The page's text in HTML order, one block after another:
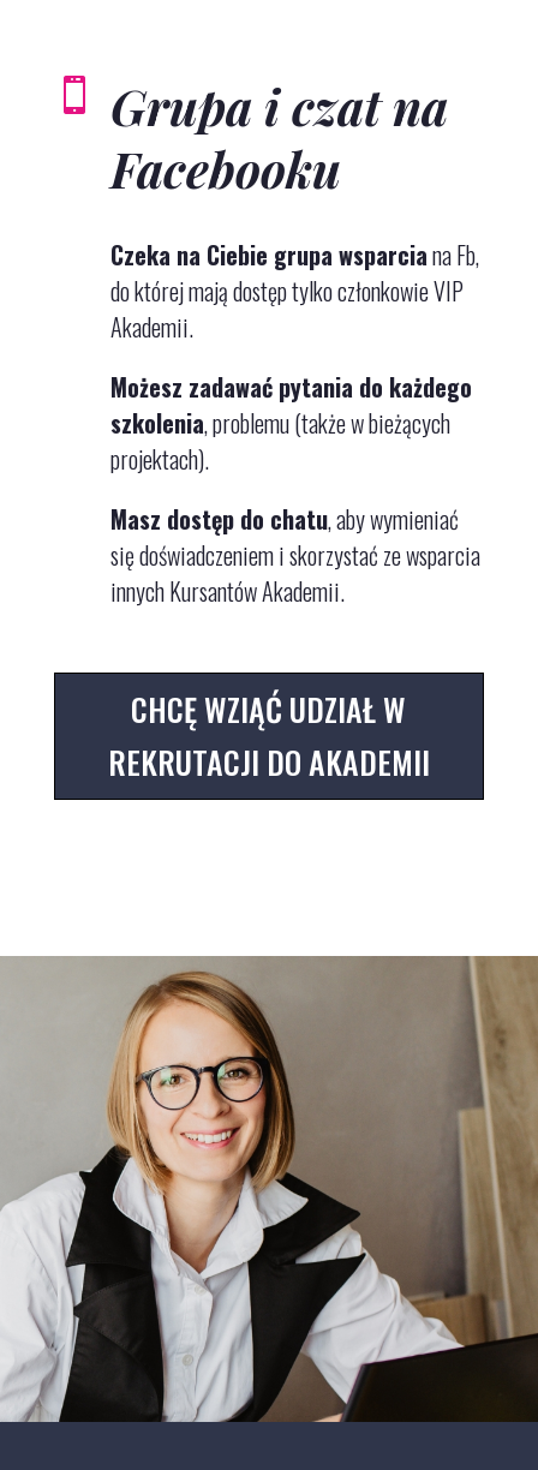

Grupa i czat na
Facebooku
Czeka na Ciebie grupa wsparciana Fb,
do której mają dostęp tylko członkowie VIP
Akademii.
Możesz zadawać pytania do każdego
szkolenia, problemu (także w bieżących
projektach).
Masz dostęp do chatu, aby wymieniać
się doświadczeniem i skorzystać ze wsparcia
innych Kursantów Akademii.
CHCĘ WZIĄĆ UDZIAŁ W
REKRUTACJI DO AKADEMII